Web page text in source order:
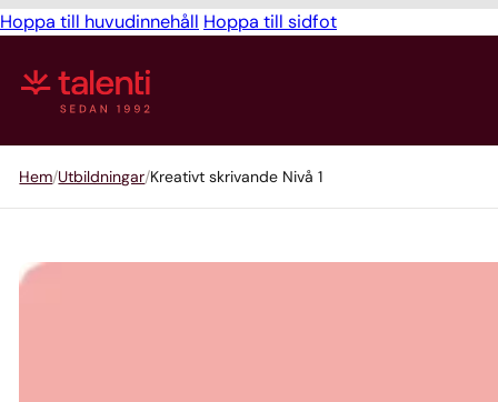
Hoppa till huvudinnehåll Hoppa till sidfot
Hem Utbildningar Kreativt skrivande Nivå 1